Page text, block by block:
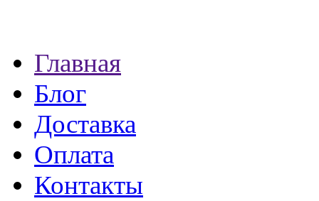
Главная
Блог
Доставка
Оплата
Контакты